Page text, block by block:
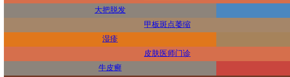
大把脱发
甲板斑点萎缩
湿疹
皮肤医师门诊
牛皮癣